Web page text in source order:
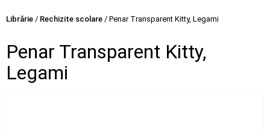
Librărie / Rechizite scolare / Penar Transparent Kitty, Legami
Penar Transparent Kitty,
Legami